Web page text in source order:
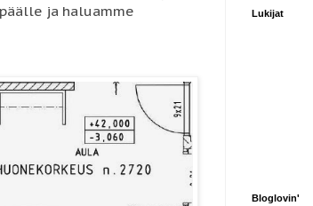
ja haluamme
Lukijat
Bloglovin'